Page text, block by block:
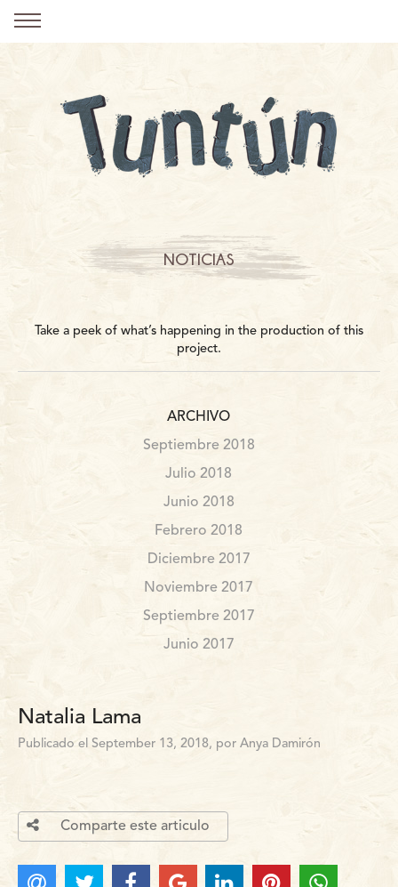
NOTICIAS
Take a peek of what’s happening in the production of this
project.
ARCHIVO
Septiembre 2018
Julio 2018
Junio 2018
Febrero 2018
Diciembre 2017
Noviembre 2017
Septiembre 2017
Junio 2017
Natalia Lama
Publicado el September 13, 2018, por Anya Damirón
Comparte este articulo